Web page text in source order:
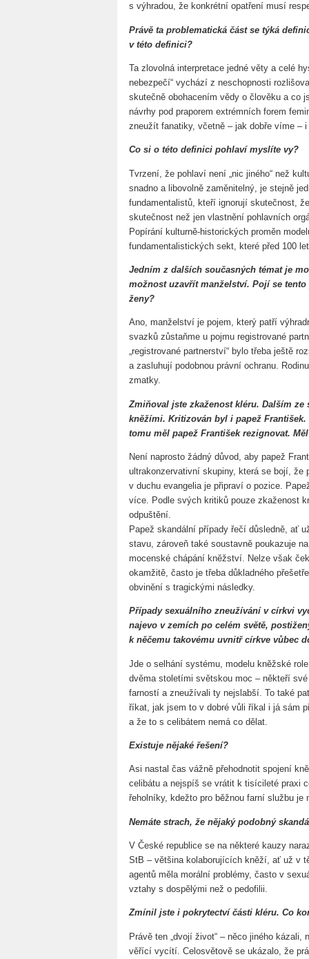
s výhradou, že konkrétní opatření musí
Právě ta problematická část se týká
v této definici?
Ta zlovolná interpretace jedné věty a celé
nebezpečí“ vychází z neschopnosti
skutečně obohacením vědy o člověku a co
návrhy pod praporem extrémních forem
zneužít fanatiky, včetně – jak dobře víme –
Co si o této definici pohlaví myslíte vy?
Tvrzení, že pohlaví není „nic jiného“ než
snadno a libovolně zaměnitelný, je stejně
fundamentalistů, kteří ignorují skutečnost,
skutečnost než jen vlastnění pohlavních
Popírání kulturně-historických proměn
fundamentalistických sekt, které před 100
Jedním z dalších současných témat je
možnost uzavřít manželství. Pojí se
ženy?
Ano, manželství je pojem, který patří
svazků zůstaňme u pojmu registrované
„registrované partnerství“ bylo třeba ještě
a zasluhují podobnou právní ochranu.
zmatky.
Zmiňoval jste zkaženost kléru. Dalším
kněžími. Kritizován byl i papež
tomu měl papež František rezignovat.
Není naprosto žádný důvod, aby papež
ultrakonzervativní skupiny, která se bojí, že
v duchu evangelia je připraví o pozice.
více. Podle svých kritiků pouze zkaženost
odpuštění.
Papež skandální případy řečí důsledně, ať
stavu, zároveň také soustavně poukazuje
mocenské chápání kněžství. Nelze však
okamžitě, často je třeba důkladného
obvinění s tragickými následky.
Případy sexuálního zneužívání v církvi
najevo v zemích po celém světě,
k něčemu takovému uvnitř církve vůbec
Jde o selhání systému, modelu kněžské
dvěma stoletími světskou moc – někteří
farností a zneužívali ty nejslabší. To také
říkat, jak jsem to v dobré vůli říkal i já sám
a že to s celibátem nemá co dělat.
Existuje nějaké řešení?
Asi nastal čas vážně přehodnotit spojení
celibátu a nejspíš se vrátit k tisícileté praxi
řeholníky, kdežto pro běžnou farní službu je
Nemáte strach, že nějaký podobný
V České republice se na některé kauzy
StB – většina kolaborujících kněží, ať už v
agentů měla morální problémy, často v
vztahy s dospělými než o pedofilii.
Zmínil jste i pokrytectví části kléru. Co
Právě ten „dvojí život“ – něco jiného
věřící vycítí. Celosvětově se ukázalo, že